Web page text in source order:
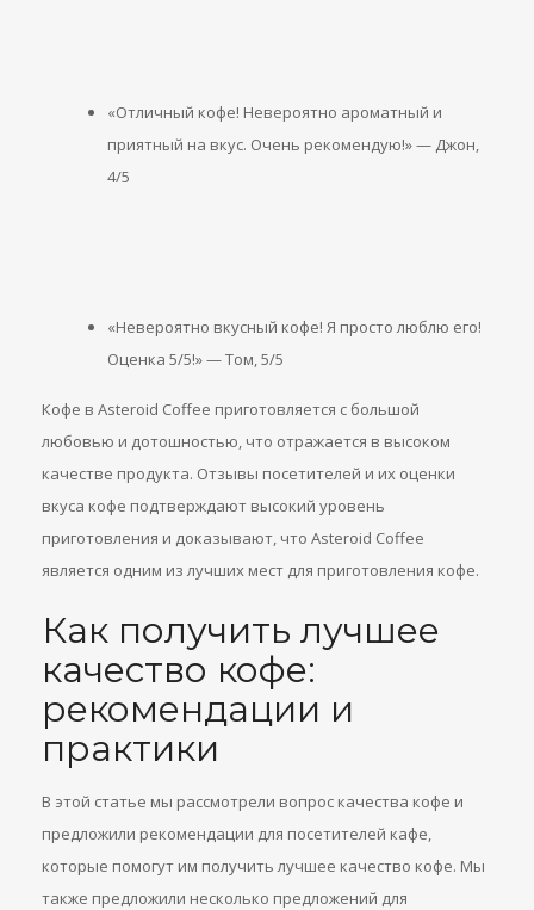
«Отличный кофе! Невероятно ароматный и
приятный на вкус. Очень рекомендую!» — Джон,
4/5
«Невероятно вкусный кофе! Я просто люблю его!
Оценка 5/5!» — Том, 5/5
Кофе в Asteroid Coffee приготовляется с большой
любовью и дотошностью, что отражается в высоком
качестве продукта. Отзывы посетителей и их оценки
вкуса кофе подтверждают высокий уровень
приготовления и доказывают, что Asteroid Coffee
является одним из лучших мест для приготовления кофе.
Как получить лучшее
качество кофе:
рекомендации и
практики
В этой статье мы рассмотрели вопрос качества кофе и
предложили рекомендации для посетителей кафе,
которые помогут им получить лучшее качество кофе. Мы
также предложили несколько предложений для